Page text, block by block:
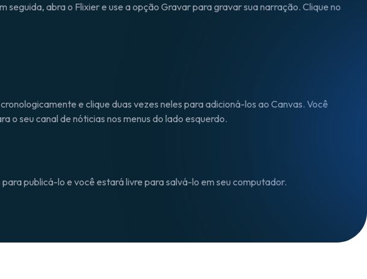
abra o Flixier e use a opção Gravar para gravar sua narração. Clique no
e clique duas vezes neles para adicioná-los ao Canvas. Você
o seu canal de nóticias nos menus do lado esquerdo.
publicá-lo e você estará livre para salvá-lo em seu computador.